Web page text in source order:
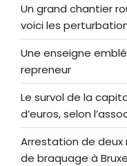
Un grand chantier
voici les
Une enseigne
repreneur
Le survol de la
d’euros, selon
Arrestation de
de braquage à